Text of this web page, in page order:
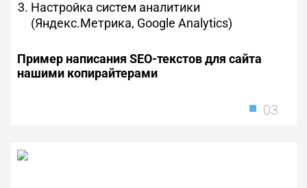
Настройка систем аналитики
(Яндекс.Метрика, Google Analytics)
Пример написания SEO-текстов для сайта
нашими копирайтерами
03